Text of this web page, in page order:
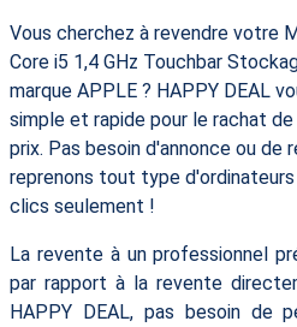
Vous cherchez à revendre votre
Core i5 1,4 GHz Touchbar
marque APPLE ? HAPPY DEAL
simple et rapide pour le rachat
prix. Pas besoin d'annonce ou de
reprenons tout type
clics seulement !
La revente à un professionnel
par rapport à la revente
HAPPY DEAL, pas besoin de